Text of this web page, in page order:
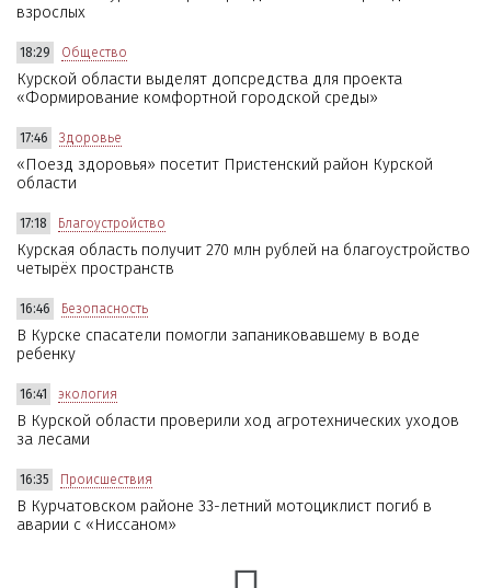
взрослых
18:29 Общество
Курской области выделят допсредства для проекта
«Формирование комфортной городской среды»
17:46 Здоровье
«Поезд здоровья» посетит Пристенский район Курской
области
17:18 Благоустройство
Курская область получит 270 млн рублей на благоустройство
четырёх пространств
16:46 Безопасность
В Курске спасатели помогли запаниковавшему в воде
ребенку
16:41 экология
В Курской области проверили ход агротехнических уходов
за лесами
16:35 Происшествия
В Курчатовском районе 33-летний мотоциклист погиб в
аварии с «Ниссаном»